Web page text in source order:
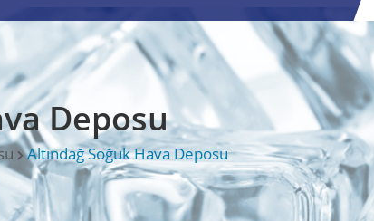
Deposu
Altındağ Soğuk Hava Deposu